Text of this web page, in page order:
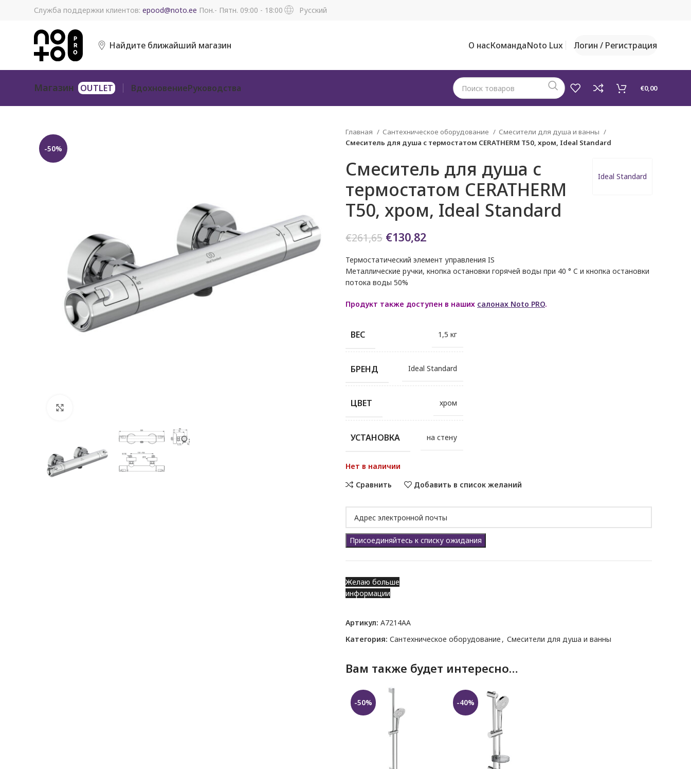
Служба поддержки клиентов: epood@noto.ee Пон.- Пятн. 09:00 - 18:00 Русский
Найдите ближайший магазин О насКомандаNoto Lux Логин / Регистрация
Магазин ВдохновениеРуководства €0,00
-50%
Главная Сантехническое оборудование
Смесители для душа и ванны
Смеситель для душа с термостатом CERATHERM T50, хром, Ideal Standard
Ideal Standard
Смеситель для душа с
термостатом CERATHERM
T50, хром, Ideal Standard
€261,65 Первоначальная
составляла
€261,65.
€130,82Текущая
€130,82.
Термостатический элемент управления IS
Металлические ручки, кнопка остановки горячей воды при 40 ° C и кнопка остановки
потока воды 50%
Продукт также доступен в наших салонах Noto PRO.
ВЕС 1,5 кг
БРЕНД Ideal Standard
ЦВЕТ хром
УСТАНОВКА на стену
Нет в наличии
Сравнить
Добавить в список желаний
your
email
address
the
waitlist
product
Присоединяйтесь к списку ожидания
Желаю больше
информации
Артикул: A7214AA
Категория: Сантехническое оборудование , Смесители для душа и ванны
Вам также будет интересно…
-50% -40%